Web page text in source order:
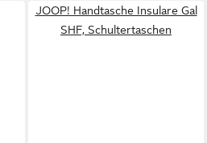
JOOP! Handtasche Insulare Gal
SHF, Schultertaschen